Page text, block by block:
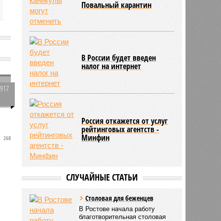
268
Повальный карантин
В России будет введен
налог на интернет
Россия откажется от услуг
рейтинговых агентств -
Минфин
СЛУЧАЙНЫЕ СТАТЬИ
Столовая для беженцев
В Ростове начала работу
благотворительная столовая